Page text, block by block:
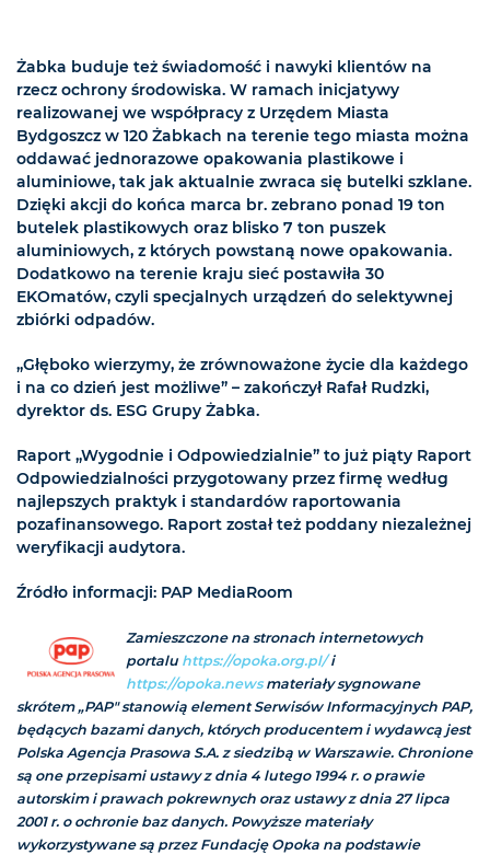
Żabka buduje też świadomość i nawyki klientów na
rzecz ochrony środowiska. W ramach inicjatywy
realizowanej we współpracy z Urzędem Miasta
Bydgoszcz w 120 Żabkach na terenie tego miasta można
oddawać jednorazowe opakowania plastikowe i
aluminiowe, tak jak aktualnie zwraca się butelki szklane.
Dzięki akcji do końca marca br. zebrano ponad 19 ton
butelek plastikowych oraz blisko 7 ton puszek
aluminiowych, z których powstaną nowe opakowania.
Dodatkowo na terenie kraju sieć postawiła 30
EKOmatów, czyli specjalnych urządzeń do selektywnej
zbiórki odpadów.
„Głęboko wierzymy, że zrównoważone życie dla każdego
i na co dzień jest możliwe” – zakończył Rafał Rudzki,
dyrektor ds. ESG Grupy Żabka.
Raport „Wygodnie i Odpowiedzialnie” to już piąty Raport
Odpowiedzialności przygotowany przez firmę według
najlepszych praktyk i standardów raportowania
pozafinansowego. Raport został też poddany niezależnej
weryfikacji audytora.
Źródło informacji: PAP MediaRoom
Zamieszczone na stronach internetowych
portalu https://opoka.org.pl/i
https://opoka.newsmateriały sygnowane
skrótem „PAP" stanowią element Serwisów Informacyjnych PAP,
będących bazami danych, których producentem i wydawcą jest
Polska Agencja Prasowa S.A. z siedzibą w Warszawie. Chronione
są one przepisami ustawy z dnia 4 lutego 1994 r. o prawie
autorskim i prawach pokrewnych oraz ustawy z dnia 27 lipca
2001 r. o ochronie baz danych. Powyższe materiały
wykorzystywane są przez Fundację Opoka na podstawie